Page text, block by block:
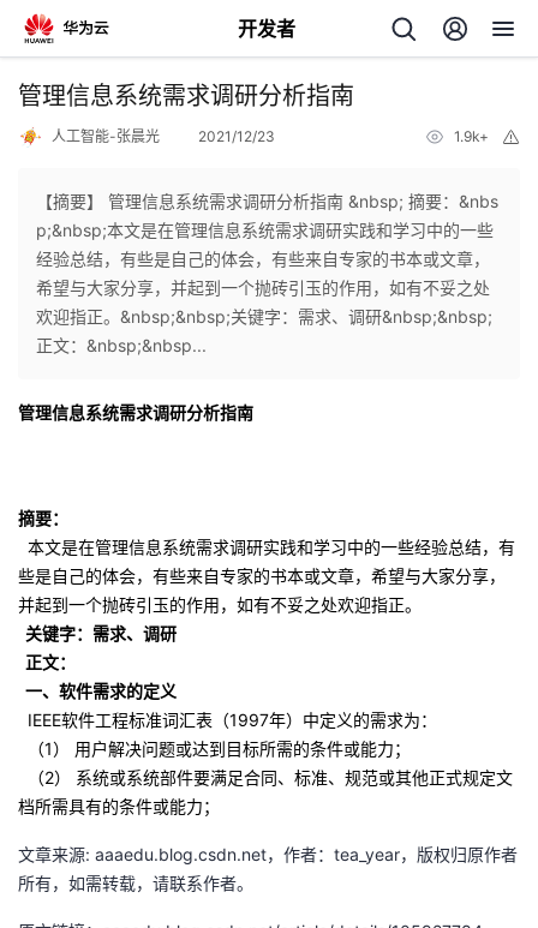
开发者
返
个
人
主
我
的
发
者
我
的
博
客
我
的
论
坛
我
的
圈
我
的
我
管理信息系统需求调研分析指南
人工智能-张晨光 2021/12/23 1.9k+
【摘要】 管理信息系统需求调研分析指南 &nbsp; 摘要：&nbs
p;&nbsp;本文是在管理信息系统需求调研实践和学习中的一些
经验总结，有些是自己的体会，有些来自专家的书本或文章，
希望与大家分享，并起到一个抛砖引玉的作用，如有不妥之处
欢迎指正。&nbsp;&nbsp;关键字：需求、调研&nbsp;&nbsp;
正文：&nbsp;&nbsp...
管理信息系统需求调研分析指南
摘要：
本文是在管理信息系统需求调研实践和学习中的一些经验总结，有
些是自己的体会，有些来自专家的书本或文章，希望与大家分享，
并起到一个抛砖引玉的作用，如有不妥之处欢迎指正。
关键字：需求、调研
正文：
一、软件需求的定义
IEEE软件工程标准词汇表（1997年）中定义的需求为：
（1） 用户解决问题或达到目标所需的条件或能力；
（2） 系统或系统部件要满足合同、标准、规范或其他正式规定文
档所需具有的条件或能力；
文章来源: aaaedu.blog.csdn.net，作者：tea_year，版权归原作者
所有，如需转载，请联系作者。